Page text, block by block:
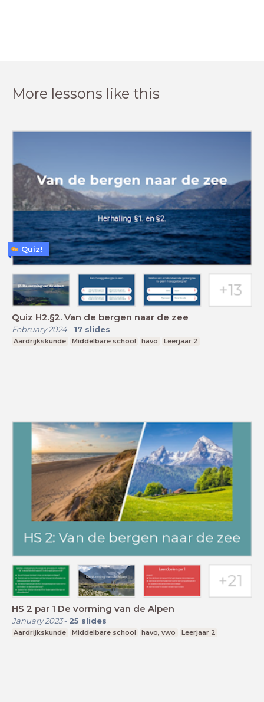
More lessons like this
Quiz H2.§2. Van de bergen naar de zee
February 2024- 17 slides
Aardrijkskunde Middelbare school havo Leerjaar 2
Quiz!
HS 2 par 1 De vorming van de Alpen
January 2023- 25 slides
Aardrijkskunde Middelbare school havo, vwo Leerjaar 2